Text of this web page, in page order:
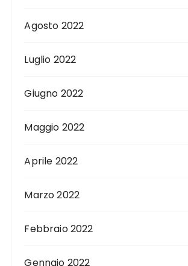
Agosto 2022
Luglio 2022
Giugno 2022
Maggio 2022
Aprile 2022
Marzo 2022
Febbraio 2022
Gennaio 2022